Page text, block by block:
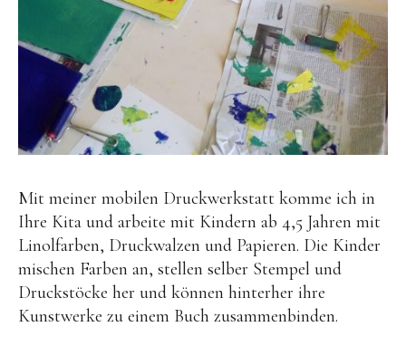
Mit meiner mobilen Druckwerkstatt komme ich in
Ihre Kita und arbeite mit Kindern ab 4,5 Jahren mit
Linolfarben, Druckwalzen und Papieren. Die Kinder
mischen Farben an, stellen selber Stempel und
Druckstöcke her und können hinterher ihre
Kunstwerke zu einem Buch zusammenbinden.